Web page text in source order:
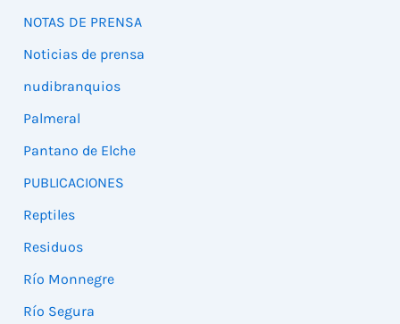
NOTAS DE PRENSA
Noticias de prensa
nudibranquios
Palmeral
Pantano de Elche
PUBLICACIONES
Reptiles
Residuos
Río Monnegre
Río Segura